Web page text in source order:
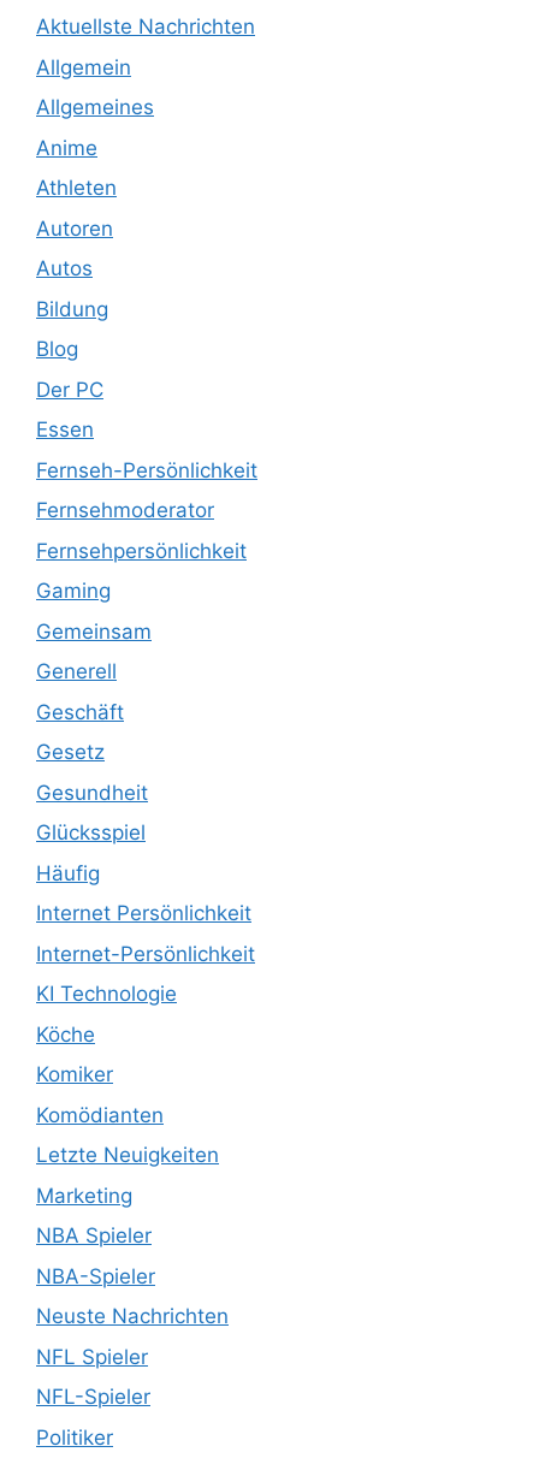
Aktuellste Nachrichten
Allgemein
Allgemeines
Anime
Athleten
Autoren
Autos
Bildung
Blog
Der PC
Essen
Fernseh-Persönlichkeit
Fernsehmoderator
Fernsehpersönlichkeit
Gaming
Gemeinsam
Generell
Geschäft
Gesetz
Gesundheit
Glücksspiel
Häufig
Internet Persönlichkeit
Internet-Persönlichkeit
KI Technologie
Köche
Komiker
Komödianten
Letzte Neuigkeiten
Marketing
NBA Spieler
NBA-Spieler
Neuste Nachrichten
NFL Spieler
NFL-Spieler
Politiker